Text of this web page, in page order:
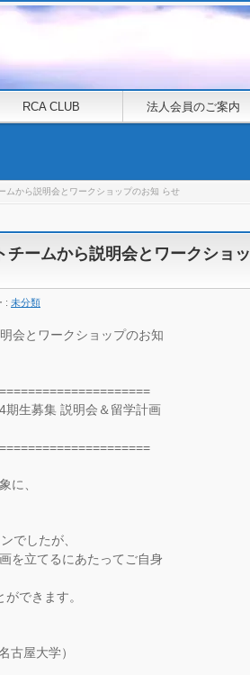
RCA CLUB 法人会員のご案内
ムから説明会とワークショップのお知 らせ
チームから説明会とワークショッ
: 未分類
会とワークショップのお知
期生募集 説明会＆留学計画
に、
でしたが、
を立てるにあたってご自身
できます。
古屋大学）